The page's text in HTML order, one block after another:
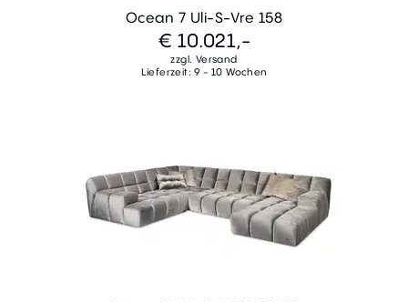
Ocean 7 Uli-S-Vre 158
€ 10.021,-
zzgl. Versand
Lieferzeit: 9 - 10 Wochen